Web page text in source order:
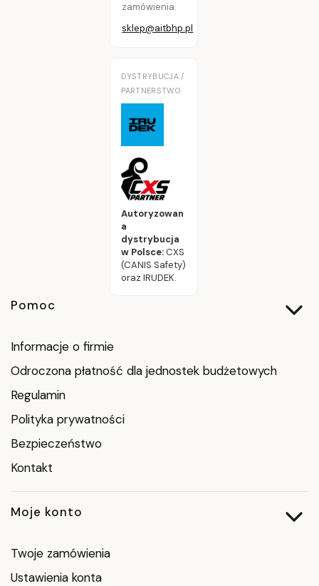
zamówienia.
sklep@aitbhp.pl
DYSTRYBUCJA /
PARTNERSTWO
Autoryzowan
a
dystrybucja
w Polsce:CXS
(CANIS Safety)
oraz IRUDEK.
Linki w stopce
Pomoc
Informacje o firmie
Odroczona płatność dla jednostek budżetowych
Regulamin
Polityka prywatności
Bezpieczeństwo
Kontakt
Moje konto
Twoje zamówienia
Ustawienia konta